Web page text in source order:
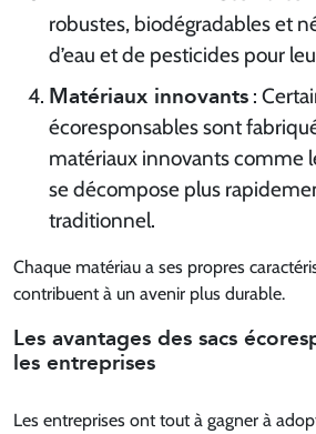
robustes, biodégradables et
d’eau et de pesticides pour
Matériaux innovants :
écoresponsables sont
matériaux innovants comme
se décompose plus
traditionnel.
Chaque matériau a ses propres
contribuent à un avenir plus durable.
Les avantages des sacs
les entreprises
Les entreprises ont tout à gagner à